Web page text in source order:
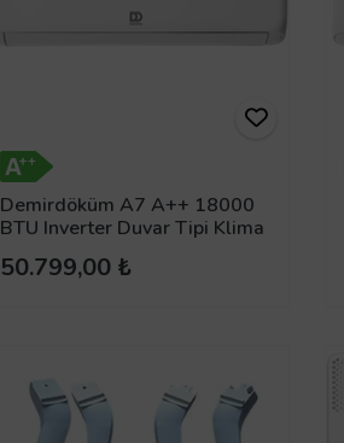
Demirdöküm A7 A++ 18000
BTU Inverter Duvar Tipi Klima
50.799,00 ₺